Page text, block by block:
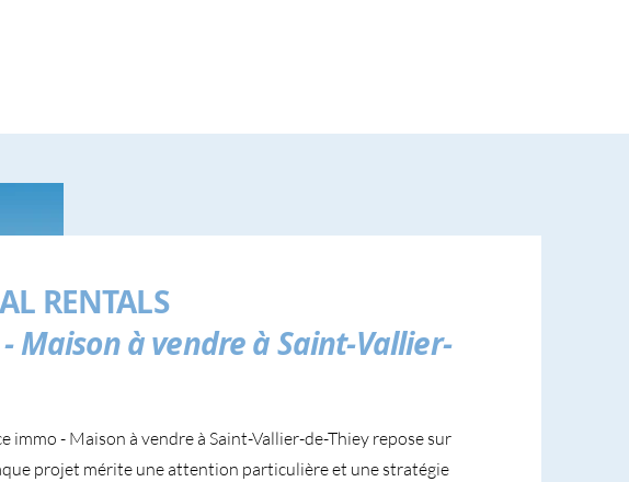
RENTALS
Maison à vendre à Saint-Vallier-
immo - Maison à vendre à Saint-Vallier-de-Thiey repose sur
projet mérite une attention particulière et une stratégie